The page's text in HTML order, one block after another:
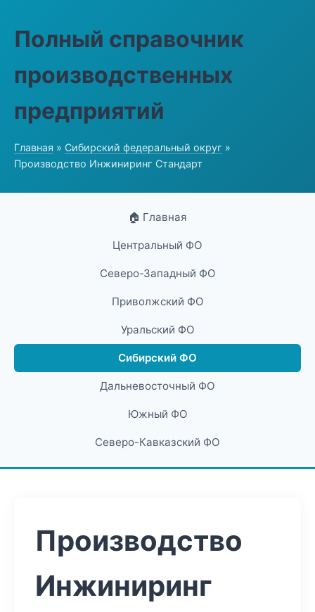
Полный справочник
производственных
предприятий
Главная » Сибирский федеральный округ »
Производство Инжиниринг Стандарт
🏠 Главная
Центральный ФО
Северо-Западный ФО
Приволжский ФО
Уральский ФО
Сибирский ФО
Дальневосточный ФО
Южный ФО
Северо-Кавказский ФО
Производство
Инжиниринг